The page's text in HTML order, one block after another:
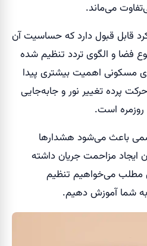
می‌ماند.
قابل قبول دارد که حساسیت آن
فضا و الگوی تردد تنظیم شده
مسکونی اهمیت بیشتری پیدا
پرده تغییر نور و جابه‌جایی
روزمره است.
باعث می‌شود هشدارها
ایجاد مزاحمت جریان داشته
مطلب می‌خواهیم تنظیم
شما آموزش دهیم.